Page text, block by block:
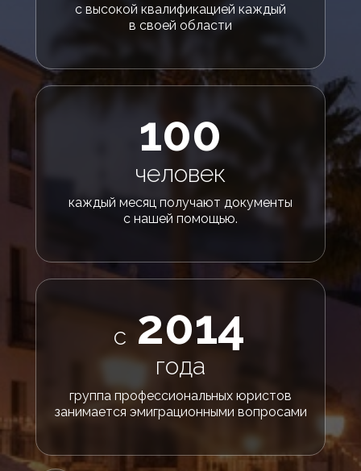
с высокой квалификацией каждый
в своей области
человек
каждый месяц получают документы
с нашей помощью.
100
года
группа профессиональных юристов
занимается эмиграционными вопросами
2014
с